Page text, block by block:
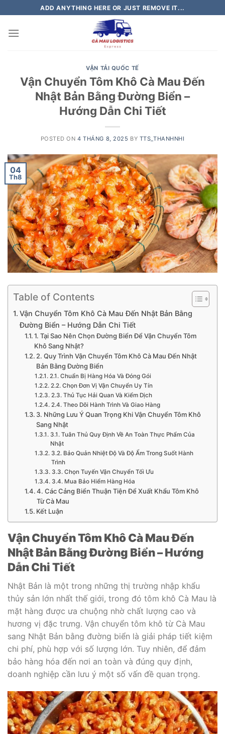
to
content
ADD ANYTHING HERE OR JUST REMOVE IT...
VẬN TẢI QUỐC TẾ
Vận Chuyển Tôm Khô Cà Mau Đến
Nhật Bản Bằng Đường Biển –
Hướng Dẫn Chi Tiết
POSTED ON4 THÁNG 8, 2025 BY TTS_THANHNHI
04
Th8
Table of Contents
Vận Chuyển Tôm Khô Cà Mau Đến Nhật Bản Bằng
Đường Biển – Hướng Dẫn Chi Tiết
1. Tại Sao Nên Chọn Đường Biển Để Vận Chuyển Tôm
Khô Sang Nhật?
2. Quy Trình Vận Chuyển Tôm Khô Cà Mau Đến Nhật
Bản Bằng Đường Biển
2.1. Chuẩn Bị Hàng Hóa Và Đóng Gói
2.2. Chọn Đơn Vị Vận Chuyển Uy Tín
2.3. Thủ Tục Hải Quan Và Kiểm Dịch
2.4. Theo Dõi Hành Trình Và Giao Hàng
3. Những Lưu Ý Quan Trọng Khi Vận Chuyển Tôm Khô
Sang Nhật
3.1. Tuân Thủ Quy Định Về An Toàn Thực Phẩm Của
Nhật
3.2. Bảo Quản Nhiệt Độ Và Độ Ẩm Trong Suốt Hành
Trình
3.3. Chọn Tuyến Vận Chuyển Tối Ưu
3.4. Mua Bảo Hiểm Hàng Hóa
4. Các Cảng Biển Thuận Tiện Để Xuất Khẩu Tôm Khô
Từ Cà Mau
Kết Luận
Vận Chuyển Tôm Khô Cà Mau Đến
Nhật Bản Bằng Đường Biển – Hướng
Dẫn Chi Tiết
Nhật Bản là một trong những thị trường nhập khẩu
thủy sản lớn nhất thế giới, trong đó tôm khô Cà Mau là
mặt hàng được ưa chuộng nhờ chất lượng cao và
hương vị đặc trưng. Vận chuyển tôm khô từ Cà Mau
sang Nhật Bản bằng đường biển là giải pháp tiết kiệm
chi phí, phù hợp với số lượng lớn. Tuy nhiên, để đảm
bảo hàng hóa đến nơi an toàn và đúng quy định,
doanh nghiệp cần lưu ý một số vấn đề quan trọng.